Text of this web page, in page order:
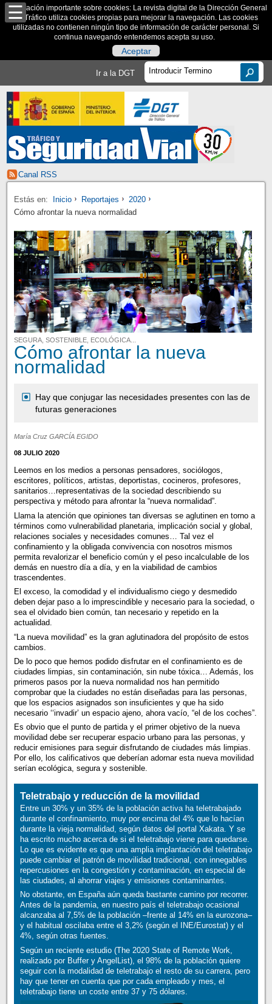
Información importante sobre cookies: La revista digital de la Dirección General
de Tráfico utiliza cookies propias para mejorar la navegación. Las cookies
utilizadas no contienen ningún tipo de información de carácter personal. Si
continua navegando entendemos acepta su uso.
Aceptar
Ir a la DGT
Canal RSS
Estás en: Inicio Reportajes
2020
Cómo afrontar la nueva normalidad
SEGURA, SOSTENIBLE, ECOLÓGICA...
Cómo afrontar la nueva
normalidad
Hay que conjugar las necesidades presentes con las de
futuras generaciones
María Cruz GARCÍA EGIDO
08 JULIO 2020
Leemos en los medios a personas pensadores, sociólogos,
escritores, políticos, artistas, deportistas, cocineros, profesores,
sanitarios…representativas de la sociedad describiendo su
perspectiva y método para afrontar la “nueva normalidad”.
Llama la atención que opiniones tan diversas se aglutinen en torno a
términos como vulnerabilidad planetaria, implicación social y global,
relaciones sociales y necesidades comunes… Tal vez el
confinamiento y la obligada convivencia con nosotros mismos
permita revalorizar el beneficio común y el peso incalculable de los
demás en nuestro día a día, y en la viabilidad de cambios
trascendentes.
El exceso, la comodidad y el individualismo ciego y desmedido
deben dejar paso a lo imprescindible y necesario para la sociedad, o
sea el olvidado bien común, tan necesario y repetido en la
actualidad.
“La nueva movilidad” es la gran aglutinadora del propósito de estos
cambios.
De lo poco que hemos podido disfrutar en el confinamiento es de
ciudades limpias, sin contaminación, sin nube tóxica… Además, los
primeros pasos por la nueva normalidad nos han permitido
comprobar que la ciudades no están diseñadas para las personas,
que los espacios asignados son insuficientes y que ha sido
necesario ‘‘invadir’ un espacio ajeno, ahora vacío, “el de los coches”.
Es obvio que el punto de partida y el primer objetivo de la nueva
movilidad debe ser recuperar espacio urbano para las personas, y
reducir emisiones para seguir disfrutando de ciudades más limpias.
Por ello, los calificativos que deberían adornar esta nueva movilidad
serían ecológica, segura y sostenible.
Teletrabajo y reducción de la movilidad
Entre un 30% y un 35% de la población activa ha teletrabajado
durante el confinamiento, muy por encima del 4% que lo hacían
durante la vieja normalidad, según datos del portal Xakata. Y se
ha escrito mucho acerca de si el teletrabajo viene para quedarse.
Lo que es evidente es que una amplia implantación del teletrabajo
puede cambiar el patrón de movilidad tradicional, con innegables
repercusiones en la congestión y contaminación, en especial de
las ciudades, al ahorrar viajes y emisiones contaminantes.
No obstante, en España aún queda bastante camino por recorrer.
Antes de la pandemia, en nuestro país el teletrabajo ocasional
alcanzaba al 7,5% de la población –frente al 14% en la eurozona–
y el habitual oscilaba entre el 3,2% (según el INE/Eurostat) y el
4%, según otras fuentes.
Según un reciente estudio (The 2020 State of Remote Work,
realizado por Buffer y AngelList), el 98% de la población quiere
seguir con la modalidad de teletrabajo el resto de su carrera, pero
hay que tener en cuenta que por cada empleado y mes, el
teletrabajo tiene un coste entre 37 y 75 dólares.